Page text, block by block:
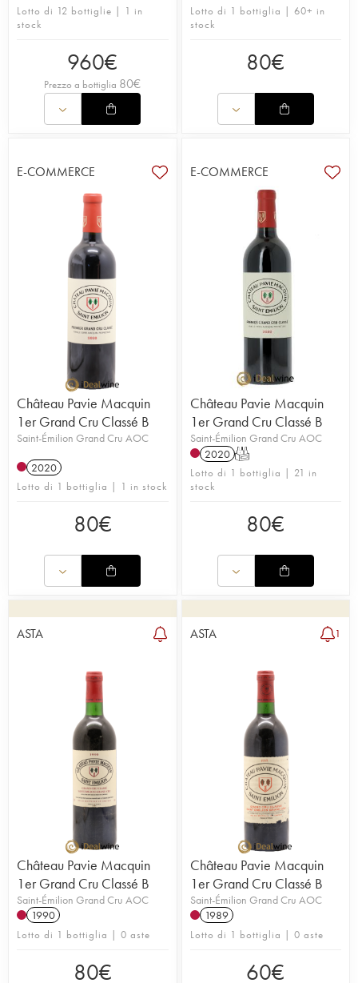
Lotto di 12 bottiglie | 1 in
stock
960€
Prezzo a bottiglia 80€
Lotto di 1 bottiglia | 60+ in
stock
80€
E-COMMERCE
Château Pavie Macquin
1er Grand Cru Classé B
Saint-Émilion Grand Cru AOC
2020
Lotto di 1 bottiglia | 1 in stock
80€
E-COMMERCE
Château Pavie Macquin
1er Grand Cru Classé B
Saint-Émilion Grand Cru AOC
2020 T
Lotto di 1 bottiglia | 21 in
stock
80€
ASTA
Château Pavie Macquin
1er Grand Cru Classé B
Saint-Émilion Grand Cru AOC
1990
Lotto di 1 bottiglia | 0 aste
80€
ASTA 1
Château Pavie Macquin
1er Grand Cru Classé B
Saint-Émilion Grand Cru AOC
1989
Lotto di 1 bottiglia | 0 aste
60€